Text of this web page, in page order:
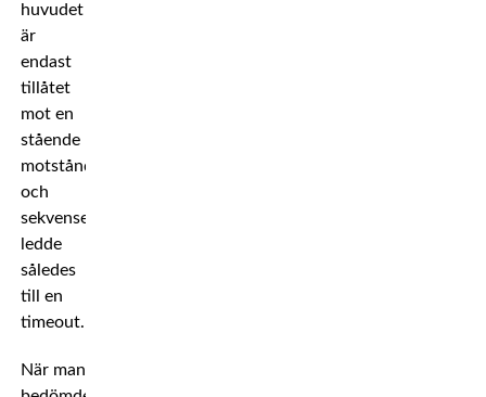
huvudet
är
endast
tillåtet
mot en
stående
motståndare
och
sekvensen
ledde
således
till en
timeout.
När man